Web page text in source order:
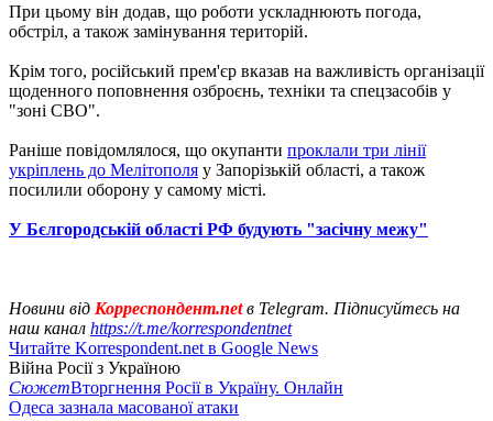
При цьому він додав, що роботи ускладнюють погода,
обстріл, а також замінування територій.
Крім того, російський прем'єр вказав на важливість організації
щоденного поповнення озброєнь, техніки та спецзасобів у
"зоні СВО".
Раніше повідомлялося, що окупанти проклали три лінії
укріплень до Мелітополя у Запорізькій області, а також
посилили оборону у самому місті.
У Бєлгородській області РФ будують "засічну межу"
Новини від Корреспондент.netв Telegram. Підписуйтесь на
наш канал https://t.me/korrespondentnet
Читайте Korrespondent.net в Google News
Війна Росії з Україною
СюжетВторгнення Росії в Україну. Онлайн
Одеса зазнала масованої атаки